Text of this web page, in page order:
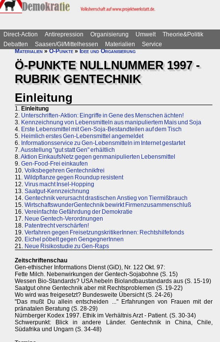
Direct-Action Antirepression Organisierung Umwelt
Theorie&Politik
Debatten
Saasen/GI/Mittelhessen Materialien
Service
Materialien»Ö-Punkte»Idee und Organisierung
Ö-PUNKTE NULLNUMMER 1997 -
RUBRIK GENTECHNIK
Einleitung
1. Einleitung
2. Unterschriften-Aktion: Eingriffe in Gene des Menschen ächten!
3. Kennzeichnung von Lebensmitteln aus manipuliertem Mais und Soja
4. Erste Lebensmittel mit Gen-Soja-Bestandteilen auf dem Tisch
5. Heimlich erstes Gen-Lebensmittel angemeldet
6. Informationsservice zu Gen-Lebensmitteln im Internet gestartet
7.Ausstellung "gut statt Gen" erhältlich
8.Aktion EinkaufsNetz gegen genmanipulierten Lebensmittel
9. Gen-Food-Frei einkaufen
10. Volksbegehren Gentechnikfrei
11. Wildpflanze gegen Roundup resistent
12. Virus macht Insel-Hopping
13. Saatgut-Kennzeichnung
14. Gentechnik verursacht drastischen Anstieg von Tiermißbrauch
15. WirtschaftswunderGentechnik bewirkt Firmenzusammenschluß
16. Vereinfachte Gefährdung der Demokratie
17. Neue Gentech-Verordnungen
18. Patentrecht verschärfen!
19. Verfahren gegen FreisetzungskritikerInnen: Rechtshilfefonds
20. Eichel pöbelt gegen GengegnerInnen
21. Neue Risikostudie zu Gen-Raps
Zeitschriftenschau
Gen-ethischer Informations Dienst (GiD), Nr. 122 Okt. 97:
Fette Milch. Nebenwirkungen der Gentech-Sojabohne (S. 15)
Wessen Bio-Standards? USA hebeln Biolandbaustandards aus (S. 15-19)
Saatgut ohne Gentechnik aber mit Rechtsproblemen (S. 19-22)
Wo wird was freigesetzt? Bundesweite Übersicht (S. 24-26)
"Das mußt Du allein entscheiden ..." Erfahrungen von Frauen mit der
pränatalen Beratung (S. 28-29)
Nürnberger Kodex 1997. Ethik im Verhältnis Arzt - Patient. (S. 30-34)
Schwerpunkt: Blick in andere Länder. Gentechnik in China, Chile,
Südafrika und Ungarn (S. 34-48)